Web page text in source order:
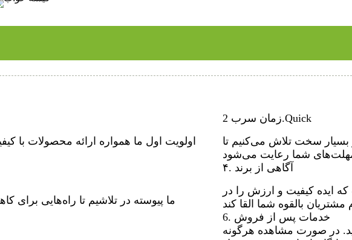
اولویت اول ما همواره ارائه محصولات با
ما پیوسته در تلاشیم تا راه‌هایی برای
زمان سرب 2.Quick
بسیار سخت تلاش می‌کنیم تا
۴. آگاهی از برند
ایده کیفیت و ارزش را در
6. خدمات پس از فروش
در صورت مشاهده هرگونه